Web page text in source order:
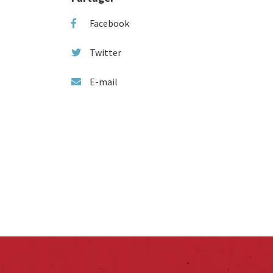
Facebook
Twitter
E-mail